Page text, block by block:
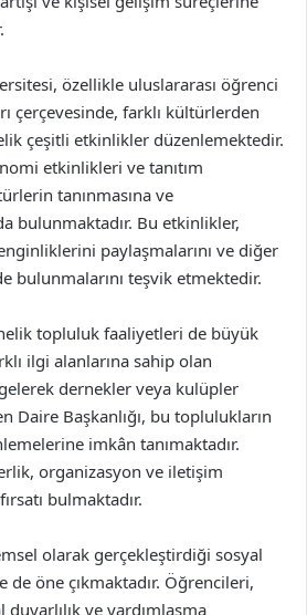
özellikle uluslararası öğrenci
çerçevesinde, farklı kültürlerden
çeşitli etkinlikler düzenlemektedir.
etkinlikleri ve tanıtım
tanınmasına ve
bulunmaktadır. Bu etkinlikler,
paylaşmalarını ve diğer
bulunmalarını teşvik etmektedir.
topluluk faaliyetleri de büyük
ilgi alanlarına sahip olan
dernekler veya kulüpler
Daire Başkanlığı, bu toplulukların
imkân tanımaktadır.
organizasyon ve iletişim
bulmaktadır.
olarak gerçekleştirdiği sosyal
öne çıkmaktadır. Öğrencileri,
ve yardımlaşma